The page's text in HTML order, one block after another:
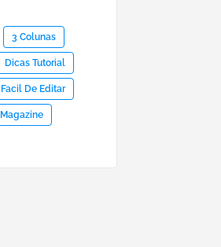
3 Colunas
Dicas Tutorial
Facil De Editar
Magazine